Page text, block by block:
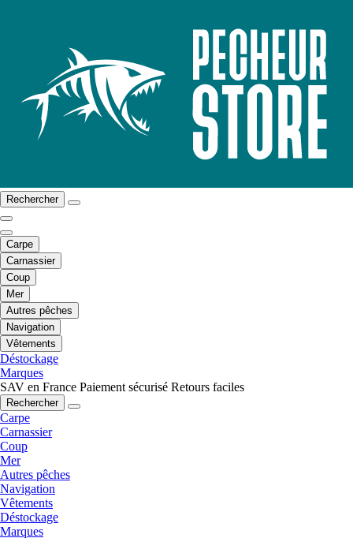
Rechercher
Carpe
Carnassier
Coup
Mer
Autres pêches
Navigation
Vêtements
Déstockage
Marques
SAV en France Paiement sécurisé Retours faciles
Rechercher
Carpe
Carnassier
Coup
Mer
Autres pêches
Navigation
Vêtements
Déstockage
Marques